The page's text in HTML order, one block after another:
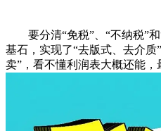
要分清“免税”、“不纳税”和
基石，实现了“去版式、去介
卖”，看不懂利润表大概还能，